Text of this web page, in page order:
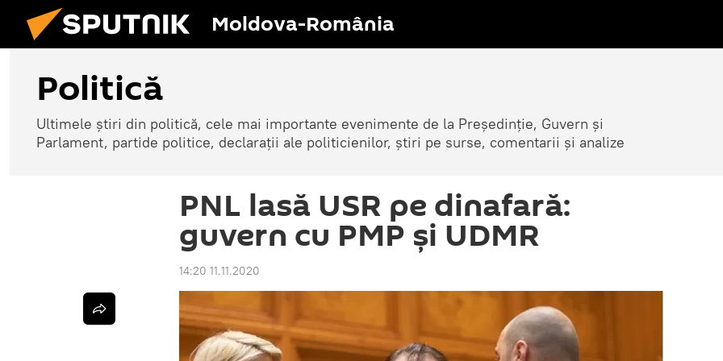
Moldova-România
Politică
Ultimele știri din politică, cele mai importante evenimente de la Președinție, Guvern și
Parlament, partide politice, declarații ale politicienilor, știri pe surse, comentarii și analize
PNL lasă USR pe dinafară:
guvern cu PMP și UDMR
14:20 11.11.2020